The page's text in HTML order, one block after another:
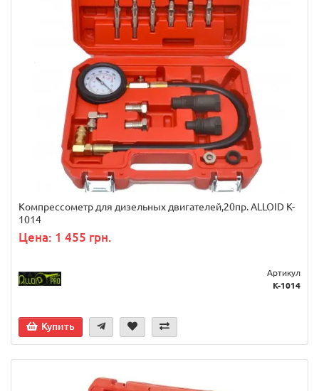
Компрессометр для дизельных двигателей,20пр. ALLOID K-
1014
Цена: 1 455 грн.
Артикул
K-1014
Купить